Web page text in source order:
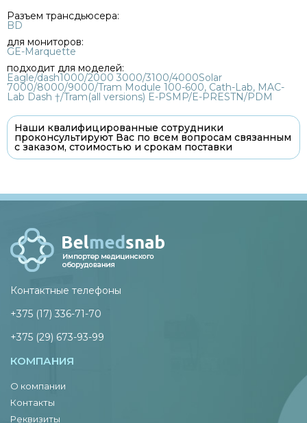
Разъем трансдьюсера:
BD
для мониторов:
GE-Marquette
подходит для моделей:
Eagle/dash1000/2000 3000/3100/4000Solar
7000/8000/9000/Tram Module 100-600, Cath-Lab, MAC-
Lab Dash †/Tram(all versions) E-PSMP/E-PRESTN/PDM
Наши квалифицированные сотрудники
проконсультируют Вас по всем вопросам связанным
с заказом, стоимостью и срокам поставки
Контактные телефоны
+375 (17) 336-71-70
+375 (29) 673-93-99
КОМПАНИЯ
О компании
Контакты
Реквизиты